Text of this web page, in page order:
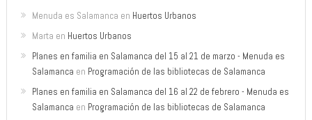
Menuda es Salamanca en Huertos Urbanos
Marta en Huertos Urbanos
Planes en familia en Salamanca del 15 al 21 de marzo - Menuda es
Salamanca en Programación de las bibliotecas de Salamanca
Planes en familia en Salamanca del 16 al 22 de febrero - Menuda es
Salamanca en Programación de las bibliotecas de Salamanca